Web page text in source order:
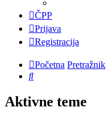
ČPP
Prijava
Registracija
Početna Pretražnik
Pretražnik
Aktivne teme